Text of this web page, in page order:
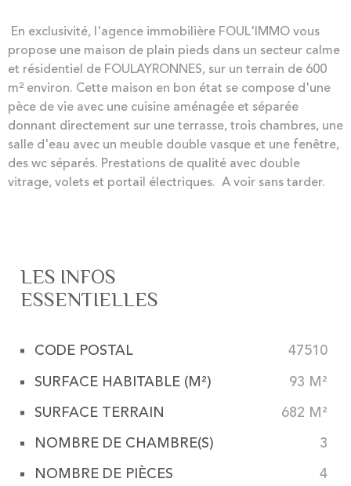
En exclusivité, l'agence immobilière FOUL'IMMO vous
propose une maison de plain pieds dans un secteur calme
et résidentiel de FOULAYRONNES, sur un terrain de 600
m² environ. Cette maison en bon état se compose d'une
pèce de vie avec une cuisine aménagée et séparée
donnant directement sur une terrasse, trois chambres, une
salle d'eau avec un meuble double vasque et une fenêtre,
des wc séparés. Prestations de qualité avec double
vitrage, volets et portail électriques. A voir sans tarder.
LES INFOS
ESSENTIELLES
Caractérisque Valeurs
CODE POSTAL 47510
SURFACE HABITABLE (M²) 93 M²
SURFACE TERRAIN 682 M²
NOMBRE DE CHAMBRE(S) 3
NOMBRE DE PIÈCES 4